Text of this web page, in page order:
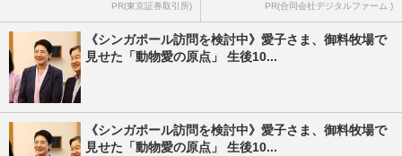
PR(東京証券取引所) PR(合同会社デジタルファーム )
《シンガポール訪問を検討中》愛子さま、御料牧場で
見せた「動物愛の原点」 生後10...
《シンガポール訪問を検討中》愛子さま、御料牧場で
見せた「動物愛の原点」 生後10...